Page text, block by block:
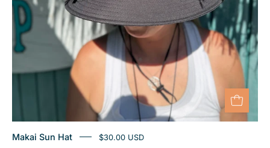
Makai Sun Hat $30.00 USD